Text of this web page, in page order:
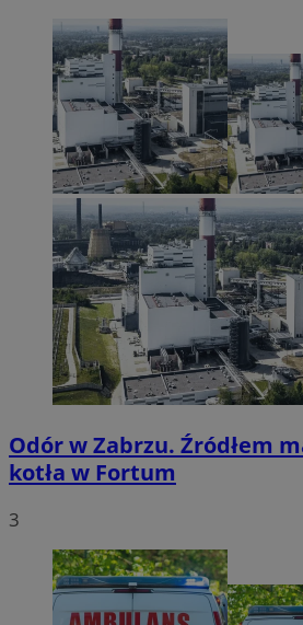
Odór w Zabrzu. Źródłem
kotła w Fortum
3